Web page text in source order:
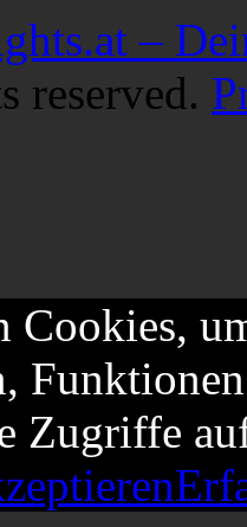
–
reserved.
Cookies,
Zugriffe